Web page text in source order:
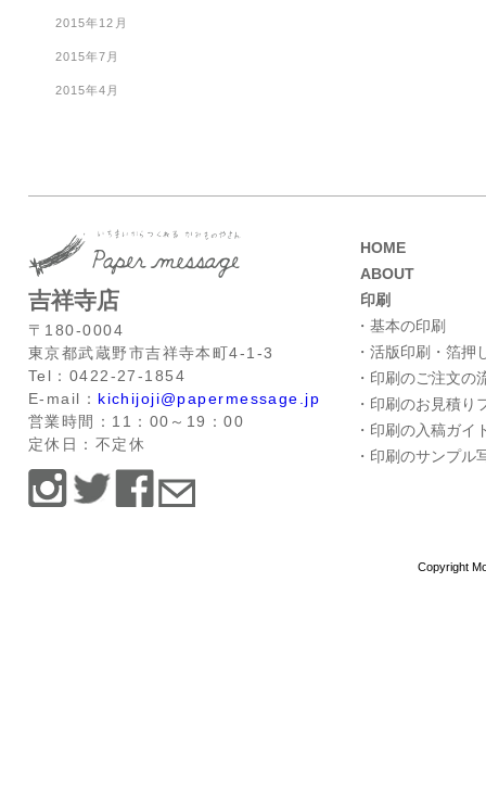
2015年12月
2015年7月
2015年4月
吉祥寺店
〒180-0004
東京都武蔵野市吉祥寺本町4-1-3
Tel：0422-27-1854
E-mail： kichijoji@papermessage.jp
営業時間：11：00～19：00
定休日：不定休
HOME
ABOUT
印刷
・基本の印刷
・活版印刷・箔押
・印刷のご注文の
・印刷のお見積り
・印刷の入稿ガイ
・印刷のサンプル
Copyright